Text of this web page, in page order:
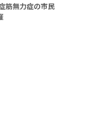
筋無力症の市民